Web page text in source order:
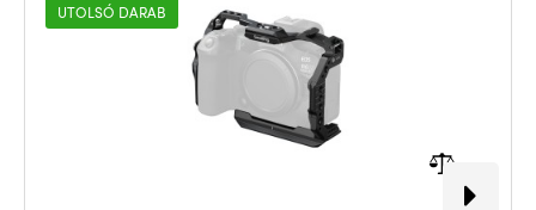
UTOLSÓ DARAB